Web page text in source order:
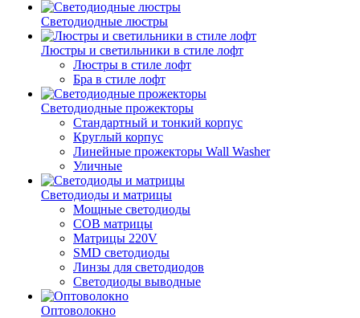
Светодиодные люстры
Люстры и светильники в стиле лофт
Люстры в стиле лофт
Бра в стиле лофт
Светодиодные прожекторы
Стандартный и тонкий корпус
Круглый корпус
Линейные прожекторы Wall Washer
Уличные
Светодиоды и матрицы
Мощные светодиоды
COB матрицы
Матрицы 220V
SMD светодиоды
Линзы для светодиодов
Светодиоды выводные
Оптоволокно